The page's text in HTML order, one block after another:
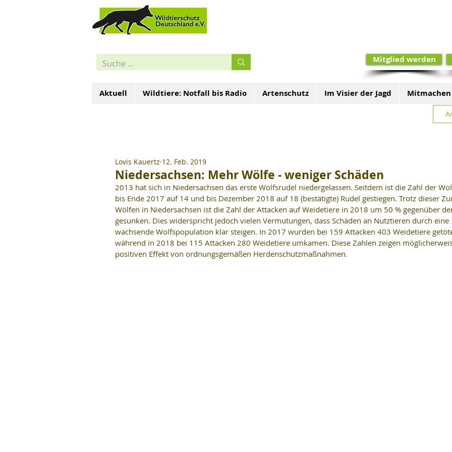
Mitglied werden
Aktuell Wildtiere: Notfall bis Radio Artenschutz Im Visier der Jagd Mitmachen
Niedersachsen: Mehr Wölfe - weniger Schäden
Lovis Kauertz 12. Feb. 2019
2013 hat sich in Niedersachsen das erste Wolfsrudel niedergelassen. Seitdem ist die Zahl der
bis Ende 2017 auf 14 und bis Dezember 2018 auf 18 (bestätigte) Rudel gestiegen. Trotz dieser
Wölfen in Niedersachsen ist die Zahl der Attacken auf Weidetiere in 2018 um 50 % gegenüber
gesunken. Dies widerspricht jedoch vielen Vermutungen, dass Schäden an Nutztieren durch eine
wachsende Wolfspopulation klar steigen. In 2017 wurden bei 159 Attacken 403 Weidetiere
während in 2018 bei 115 Attacken 280 Weidetiere umkamen. Diese Zahlen zeigen
positiven Effekt von ordnungsgemäßen Herdenschutzmaßnahmen.